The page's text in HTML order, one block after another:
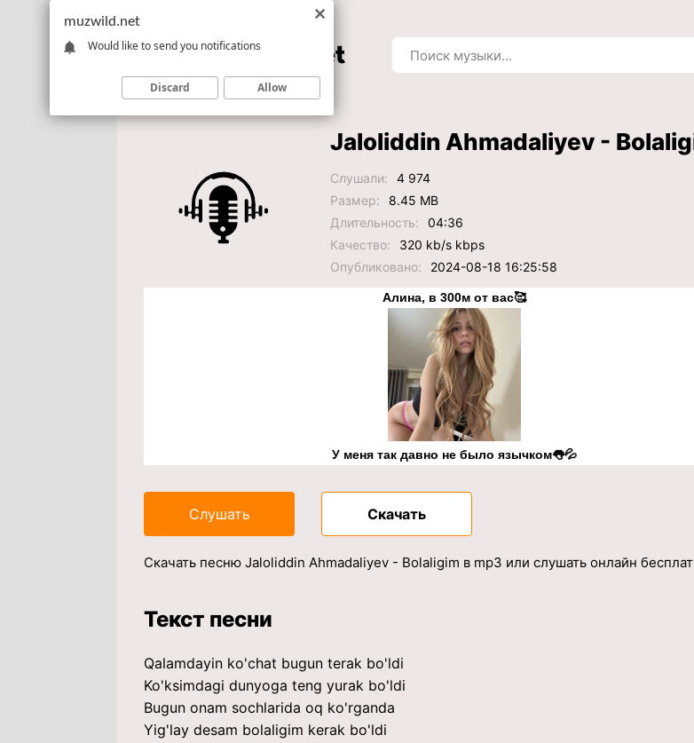
Jaloliddin Ahmadaliyev -
Слушали:
4 974
Размер:
8.45 MB
Длительность:
04:36
Качество:
320 kb/s kbps
Опубликовано:
2024-08-18 16:25:58
Алина, в 300м от вас🥰
У меня так давно не было язычком👅💦
Слушать Скачать
Скачать песню Jaloliddin Ahmadaliyev - Bolaligim в mp3 или слушать онлайн
Текст песни
Qalamdayin ko'chat bugun terak bo'ldi
Ko'ksimdagi dunyoga teng yurak bo'ldi
Bugun onam sochlarida oq ko'rganda
Yig'lay desam bolaligim kerak bo'ldi
muzwild.net
Would like to send you notifications
Discard Allow